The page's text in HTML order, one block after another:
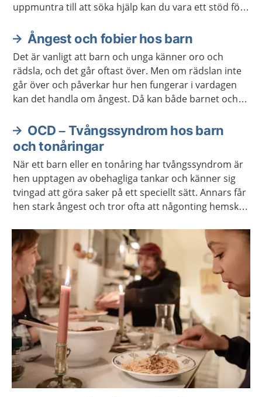
uppmuntra till att söka hjälp kan du vara ett stöd för
för att orka vara ett bra stöd.
Ångest och fobier hos barn
Det är vanligt att barn och unga känner oro och
rädsla, och det går oftast över. Men om rädslan inte
går över och påverkar hur hen fungerar i vardagen
kan det handla om ångest. Då kan både barnet och
behövs behandling.
OCD – Tvångssyndrom hos barn
och tonåringar
När ett barn eller en tonåring har tvångssyndrom är
hen upptagen av obehagliga tankar och känner sig
tvingad att göra saker på ett speciellt sätt. Annars får
hen stark ångest och tror ofta att någonting hemskt
tvångssyndrom.